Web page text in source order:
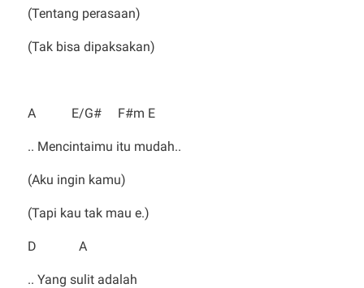
(Tentang perasaan)
(Tak bisa dipaksakan)
A E/G# F#m E
.. Mencintaimu itu mudah..
(Aku ingin kamu)
(Tapi kau tak mau e.)
D A
.. Yang sulit adalah